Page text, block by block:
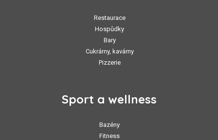
Restaurace
Hospůdky
Bary
Cukrárny, kavárny
Pizzerie
Sport a wellness
Bazény
Fitness